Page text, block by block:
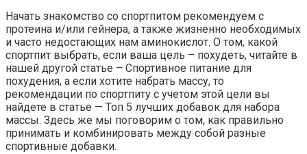
Начать знакомство со спортпитом рекомендуем с
протеина и/или гейнера, а также жизненно необходимых
и часто недостающих нам аминокислот. О том, какой
спортпит выбрать, если ваша цель – похудеть, читайте в
нашей другой статье – Спортивное питание для
похудения, а если хотите набрать массу, то
рекомендации по спортпиту с учетом этой цели вы
найдете в статье — Топ 5 лучших добавок для набора
массы. Здесь же мы поговорим о том, как правильно
принимать и комбинировать между собой разные
спортивные добавки.